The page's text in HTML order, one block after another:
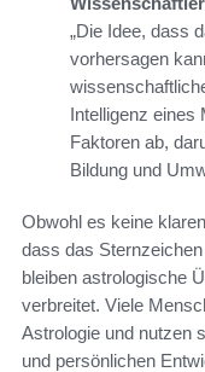
„Die Idee, dass
vorhersagen
Intelligenz eines
Faktoren ab,
Bildung und
Obwohl es keine
dass das
bleiben astrologische
verbreitet. Viele
Astrologie und nutzen
und persönlichen